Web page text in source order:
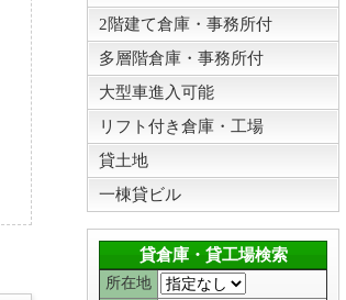
2階建て倉庫・事務所付
多層階倉庫・事務所付
大型車進入可能
リフト付き倉庫・工場
貸土地
一棟貸ビル
貸倉庫・貸工場検索
所在地